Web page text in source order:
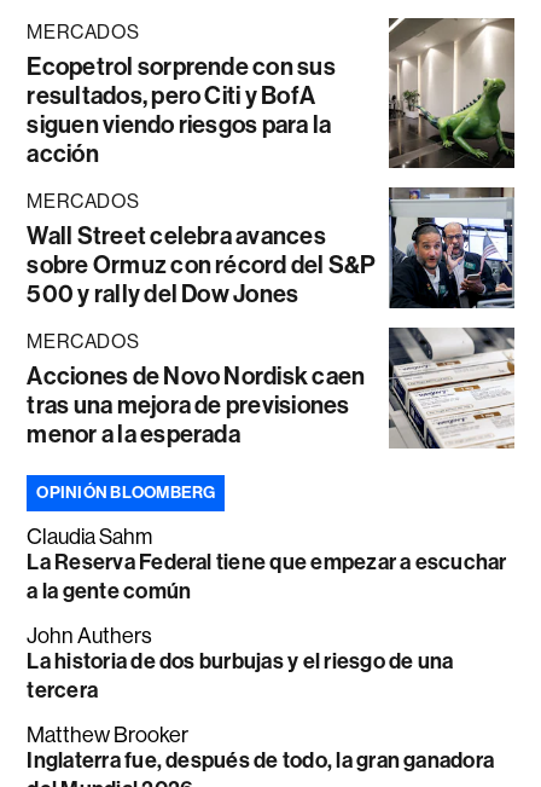
MERCADOS
Ecopetrol sorprende con sus
resultados, pero Citi y BofA
siguen viendo riesgos para la
acción
MERCADOS
Wall Street celebra avances
sobre Ormuz con récord del S&P
500 y rally del Dow Jones
MERCADOS
Acciones de Novo Nordisk caen
tras una mejora de previsiones
menor a la esperada
OPINIÓN BLOOMBERG
Claudia Sahm
La Reserva Federal tiene que empezar a escuchar
a la gente común
John Authers
La historia de dos burbujas y el riesgo de una
tercera
Matthew Brooker
Inglaterra fue, después de todo, la gran ganadora